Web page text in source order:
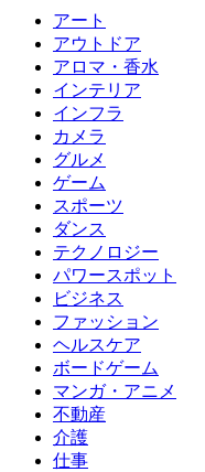
アート
アウトドア
アロマ・香水
インテリア
インフラ
カメラ
グルメ
ゲーム
スポーツ
ダンス
テクノロジー
パワースポット
ビジネス
ファッション
ヘルスケア
ボードゲーム
マンガ・アニメ
不動産
介護
仕事